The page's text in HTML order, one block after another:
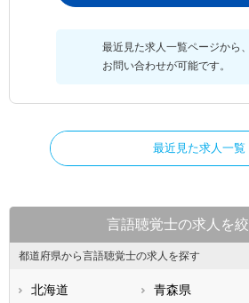
最近見た求人一覧ページから、
お問い合わせが可能です。
最近見た求人一覧
言語聴覚士の求人を
都道府県から言語聴覚士の求人を探す
北海道 青森県